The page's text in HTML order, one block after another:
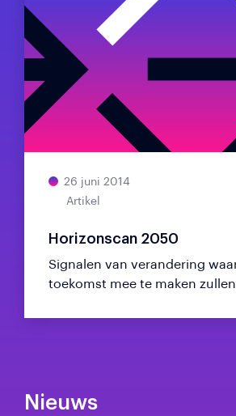
26 juni 2014
Artikel
Horizonscan 2050
Signalen van verandering
toekomst mee te maken zullen
Nieuws